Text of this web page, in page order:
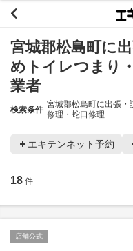
宮城郡松島町に
めトイレつまり
業者
検索条件
宮城郡松島町に出張・
修理・蛇口修理
エキテンネット予約
18 件
店舗公式